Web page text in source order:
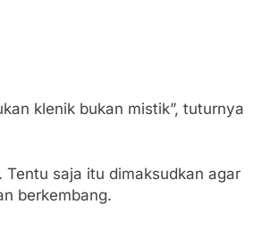
klenik bukan mistik”, tuturnya
saja itu dimaksudkan agar
berkembang.